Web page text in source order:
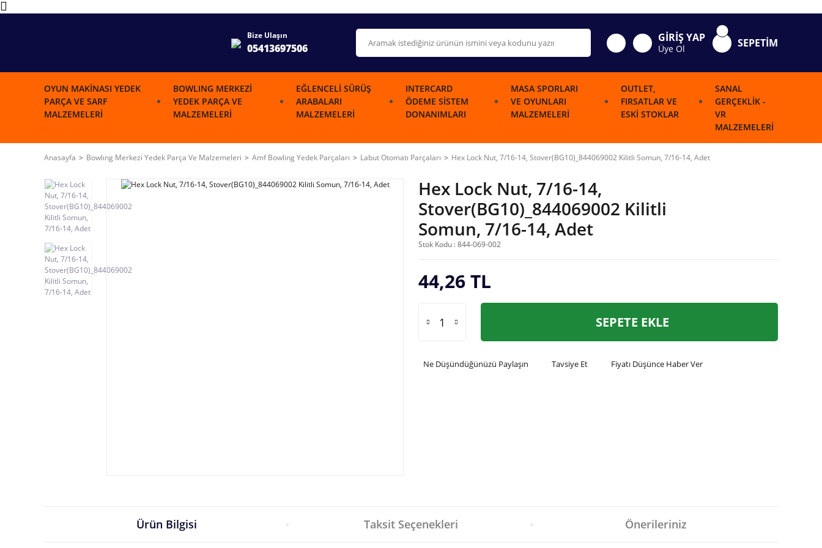
Bize Ulaşın
05413697506
GİRİŞ YAP
Üye Ol SEPETİM
OYUN MAKINASI YEDEK
PARÇA VE SARF
MALZEMELERI
BOWLING MERKEZI
YEDEK PARÇA VE
MALZEMELERI
EĞLENCELI SÜRÜŞ
ARABALARI
MALZEMELERI
INTERCARD
ÖDEME SISTEM
DONANIMLARI
MASA SPORLARI
VE OYUNLARI
MALZEMELERI
OUTLET,
FIRSATLAR VE
ESKI STOKLAR
SANAL
GERÇEKLIK -
VR
MALZEMELERI
Anasayfa Bowlıng Merkezi Yedek Parça Ve Malzemeleri Amf Bowling Yedek Parçaları Labut Otomatı Parçaları Hex Lock Nut, 7/16-14, Stover(BG10)_844069002 Kilitli Somun, 7/16-14, Adet
Hex Lock Nut, 7/16-14,
Stover(BG10)_844069002 Kilitli
Somun, 7/16-14, Adet
Stok Kodu : 844-069-002
44,26 TL
SEPETE EKLE
Ne Düşündüğünüzü Paylaşın Tavsiye Et Fiyatı Düşünce Haber Ver
Ürün Bilgisi Taksit Seçenekleri Önerileriniz